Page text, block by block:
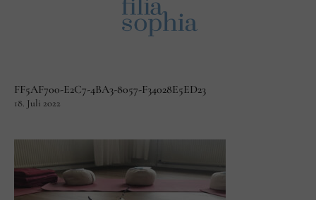
Was ist ‚Filiasophia‘?
Blog
English
FF5AF700-E2C7-4BA3-8057-F34028E5ED23
18. Juli 2022